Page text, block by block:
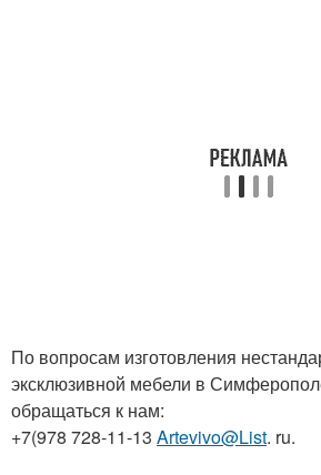
По вопросам изготовления
эксклюзивной мебели в
обращаться к нам:
+7(978 728-11-13 Artevivo@List. ru.